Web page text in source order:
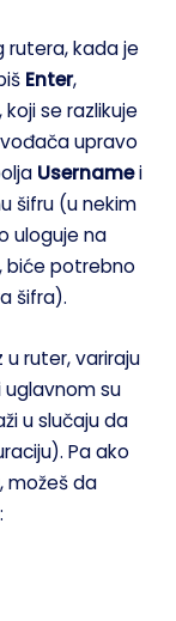
rutera, kada je
Enter,
se razlikuje
upravo
Usernamei
šifru (u nekim
uloguje na
biće potrebno
šifra).
u ruter, variraju
uglavnom su
u slučaju da
Pa ako
možeš da